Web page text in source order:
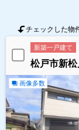
チェックした物
新築一戸建て
松戸市新
画像多数